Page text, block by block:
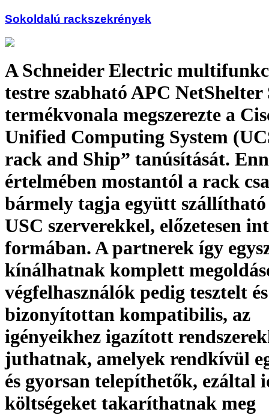
Sokoldalú rackszekrények
A Schneider Electric
testre szabható APC
termékvonala megszerezte a
Unified Computing System
rack and Ship” tanúsítását.
értelmében mostantól a rack
bármely tagja együtt szállítható
USC szerverekkel, előzetesen
formában. A partnerek így
kínálhatnak komplett
végfelhasználók pedig tesztelt és
bizonyítottan kompatibilis, az
igényeikhez igazított
juthatnak, amelyek rendkívül
és gyorsan telepíthetők, ezáltal
költségeket takaríthatnak meg